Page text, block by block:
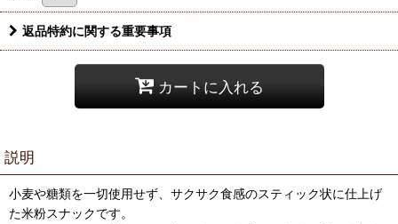
返品特約に関する重要事項
カートに入れる
説明
小麦や糖類を一切使用せず、サクサク食感のスティック状に仕上げ
た米粉スナックです。